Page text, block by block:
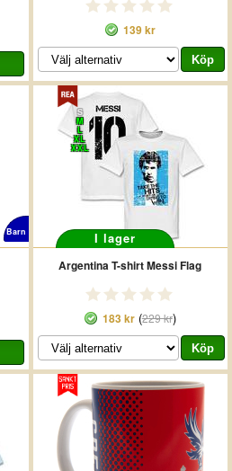
139 kr
Barn
S
M
L
XL
XXL
I lager
Argentina T-shirt Messi Flag
183 kr(229 kr)